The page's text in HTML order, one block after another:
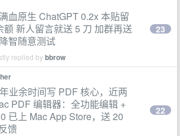
血原生 ChatGPT 0.2x 本贴留
额 新人留言就送 5 刀 加群再送
智随意测试
replied bybbrow
23
业余时间写 PDF 核心，近两
PDF 编辑器：全功能编辑 +
已上 Mac App Store，送 20
馈
22